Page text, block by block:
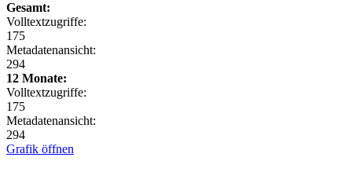
Gesamt:
Volltextzugriffe:
175
Metadatenansicht:
294
12 Monate:
Volltextzugriffe:
175
Metadatenansicht:
294
Grafik öffnen